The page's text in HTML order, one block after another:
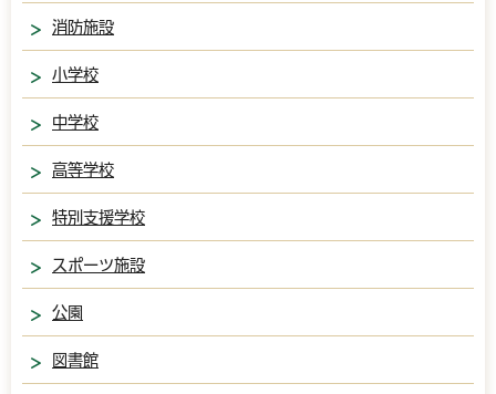
消防施設
小学校
中学校
高等学校
特別支援学校
スポーツ施設
公園
図書館